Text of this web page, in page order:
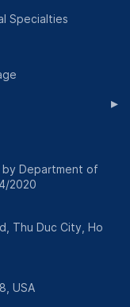
Specialties
▸
by Department of
2020
Thu Duc City, Ho
USA